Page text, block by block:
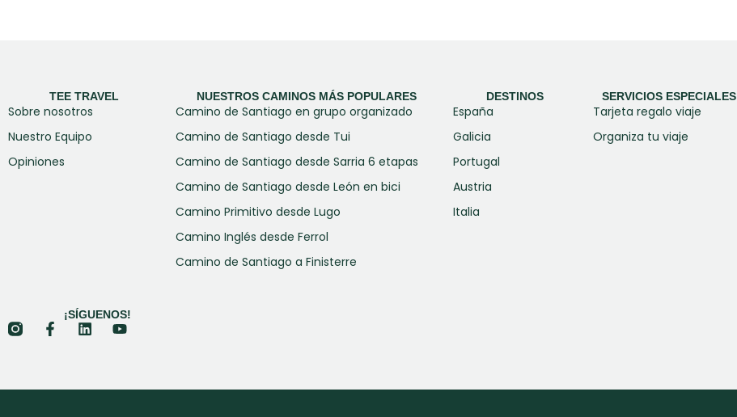
TEE TRAVEL
Sobre nosotros
Nuestro Equipo
Opiniones
NUESTROS CAMINOS MÁS POPULARES
Camino de Santiago en grupo organizado
Camino de Santiago desde Tui
Camino de Santiago desde Sarria 6 etapas
Camino de Santiago desde León en bici
Camino Primitivo desde Lugo
Camino Inglés desde Ferrol
Camino de Santiago a Finisterre
DESTINOS
España
Galicia
Portugal
Austria
Italia
SERVICIOS ESPECIALES
Tarjeta regalo viaje
Organiza tu viaje
¡SÍGUENOS!